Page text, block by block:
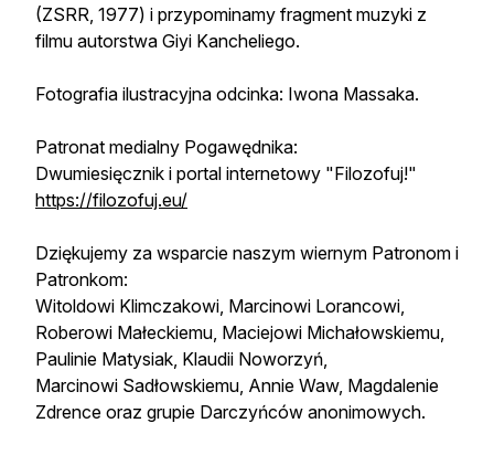
(ZSRR, 1977) i przypominamy fragment muzyki z
filmu autorstwa Giyi Kancheliego.
Fotografia ilustracyjna odcinka: Iwona Massaka.
Patronat medialny Pogawędnika:
Dwumiesięcznik i portal internetowy "Filozofuj!"
https://filozofuj.eu/
Dziękujemy za wsparcie naszym wiernym Patronom i
Patronkom:
Witoldowi Klimczakowi, Marcinowi Lorancowi,
Roberowi Małeckiemu, Maciejowi Michałowskiemu,
Paulinie Matysiak, Klaudii Noworzyń,
Marcinowi Sadłowskiemu, Annie Waw, Magdalenie
Zdrence oraz grupie Darczyńców anonimowych.